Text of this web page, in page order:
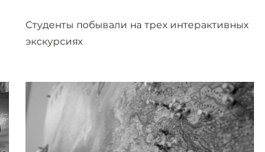
Студенты побывали на трех интерактивных
экскурсиях